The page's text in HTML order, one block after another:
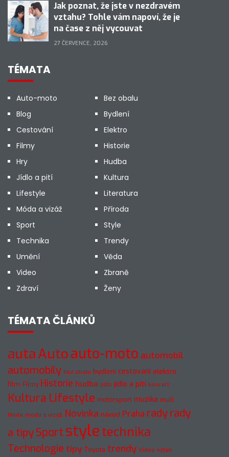
Jak poznat, že jste v nezdravém
vztahu? Tohle vám napoví, že je
na čase z něj vycouvat
27 ČERVENCE, 2026
TÉMATA
Auto-moto
Bez obalu
Blog
Bydlení
Cestování
Elektro
Filmy
Historie
Hry
Hudba
Jídlo a pití
Kultura
Lifestyle
Literatura
Móda a vizáž
Příroda
Sport
Style
Technika
Trendy
Umění
Věda
Video
Zbraně
Zdraví
Ženy
TÉMATA ČLÁNKŮ
autaAutoauto-moto automobil
automobily bez obalu bydlení cestování elektro
film Filmy Historie hudba jídlo jídlo a pití koncert
Kultura Lifestyle motorsport muzika muži
Móda móda a vizáž Novinka návod Praha radyrady
a tipySport styletechnika
Technologie tipy Toyota trendy Video vztah